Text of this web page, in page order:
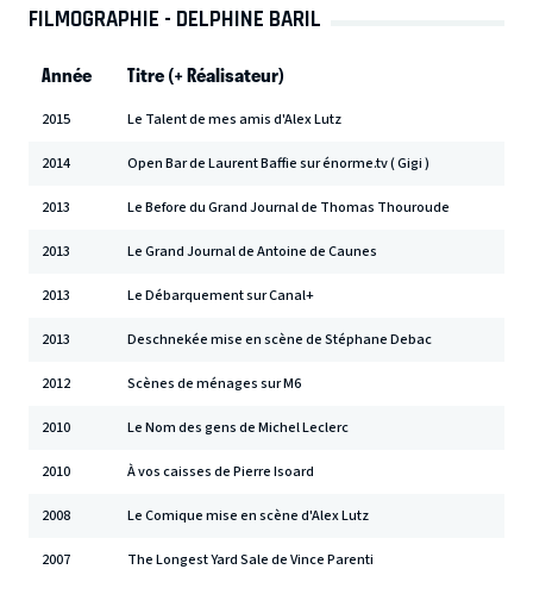
FILMOGRAPHIE - DELPHINE BARIL
Année Titre (+ Réalisateur)
2015 Le Talent de mes amis d'Alex Lutz
2014 Open Bar de Laurent Baffie sur énorme.tv ( Gigi )
2013 Le Before du Grand Journal de Thomas Thouroude
2013 Le Grand Journal de Antoine de Caunes
2013 Le Débarquement sur Canal+
2013 Deschnekée mise en scène de Stéphane Debac
2012 Scènes de ménages sur M6
2010 Le Nom des gens de Michel Leclerc
2010 À vos caisses de Pierre Isoard
2008 Le Comique mise en scène d'Alex Lutz
2007 The Longest Yard Sale de Vince Parenti